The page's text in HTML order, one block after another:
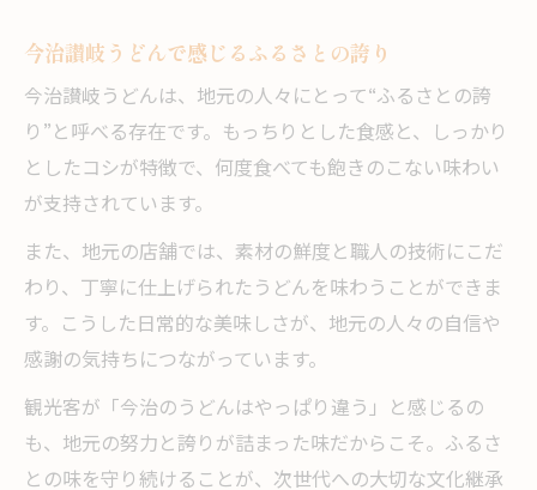
今治讃岐うどんで感じるふるさとの誇り
今治讃岐うどんは、地元の人々にとって“ふるさとの誇
り”と呼べる存在です。もっちりとした食感と、しっかり
としたコシが特徴で、何度食べても飽きのこない味わい
が支持されています。
また、地元の店舗では、素材の鮮度と職人の技術にこだ
わり、丁寧に仕上げられたうどんを味わうことができま
す。こうした日常的な美味しさが、地元の人々の自信や
感謝の気持ちにつながっています。
観光客が「今治のうどんはやっぱり違う」と感じるの
も、地元の努力と誇りが詰まった味だからこそ。ふるさ
との味を守り続けることが、次世代への大切な文化継承